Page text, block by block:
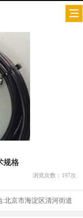
规格
浏览次数： 197次
:北京市海淀区清河街道